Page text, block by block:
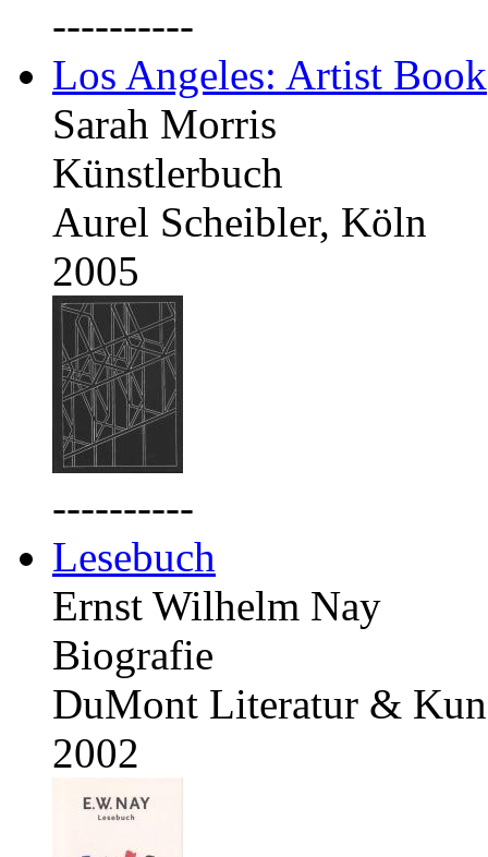
----------
Los Angeles: Artist Book
Sarah Morris
Künstlerbuch
Aurel Scheibler, Köln
2005
----------
Lesebuch
Ernst Wilhelm Nay
Biografie
DuMont Literatur &
2002